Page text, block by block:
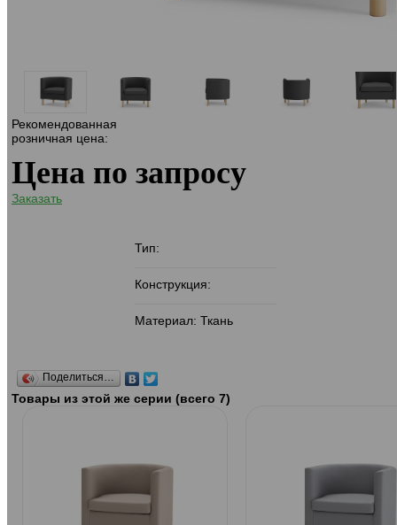
Рекомендованная
розничная цена:
Цена по запросу
Заказать
Тип:
Конструкция:
Материал: Ткань
Поделиться…
Товары из этой же серии (всего 7)